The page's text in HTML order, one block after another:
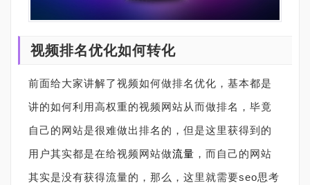
视频排名优化如何转化
前面给大家讲解了视频如何做排名优化，基本都是
讲的如何利用高权重的视频网站从而做排名，毕竟
自己的网站是很难做出排名的，但是这里获得到的
用户其实都是在给视频网站做流量 ，而自己的网站
其实是没有获得流量的，那么，这里就需要seo思考